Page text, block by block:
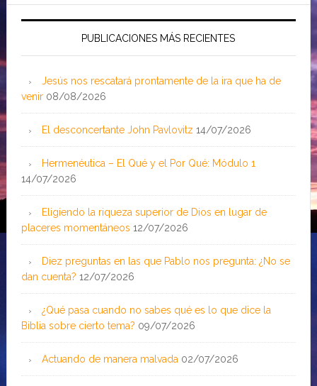
PUBLICACIONES MÁS RECIENTES
Jesús nos rescatará prontamente de la ira que ha de
venir 08/08/2026
El desconcertante John Pavlovitz 14/07/2026
Hermenéutica – El Qué y el Por Qué: Módulo 1
14/07/2026
Eligiendo la riqueza superior de Dios en lugar de
placeres momentáneos 12/07/2026
Diez preguntas en las que Pablo nos pregunta: ¿No se
dan cuenta? 12/07/2026
¿Qué pasa cuando no sabes qué es lo que dice la
Biblia sobre cierto tema? 09/07/2026
Actuando de manera malvada 02/07/2026